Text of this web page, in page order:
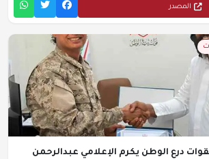
المصدر
لقوات درع الوطن يكرم الإعلامي عبدالرحمن